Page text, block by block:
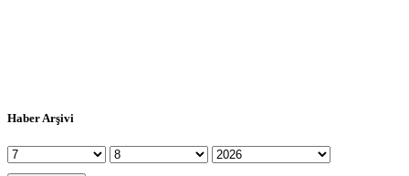
Haber Arşivi